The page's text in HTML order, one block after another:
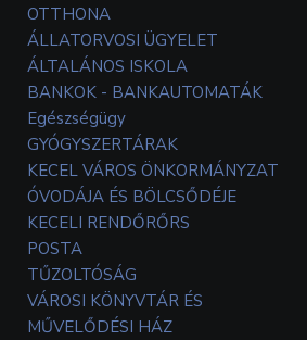
OTTHONA
ÁLLATORVOSI ÜGYELET
ÁLTALÁNOS ISKOLA
BANKOK - BANKAUTOMATÁK
Egészségügy
GYÓGYSZERTÁRAK
KECEL VÁROS ÖNKORMÁNYZAT
ÓVODÁJA ÉS BÖLCSŐDÉJE
KECELI RENDŐRŐRS
POSTA
TŰZOLTÓSÁG
VÁROSI KÖNYVTÁR ÉS
MŰVELŐDÉSI HÁZ